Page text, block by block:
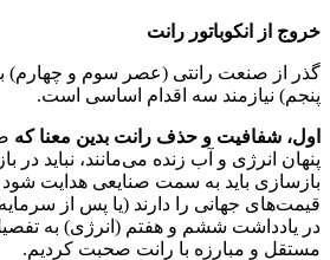
خروج از انکوباتور رانت
گذر از صنعت رانتی (عصر سوم و چهارم)
پنجم) نیازمند سه اقدام اساسی است.
اول، شفافیت و حذف رانت بدین معنا که
پنهان انرژی و آب زنده می‌مانند، نباید در
بازسازی باید به سمت صنایعی هدایت شود
قیمت‌های جهانی را دارند (یا پس از
در یادداشت ششم و هفتم (انرژی) به تفصیل
مستقل و مبارزه با رانت صحبت کردیم.